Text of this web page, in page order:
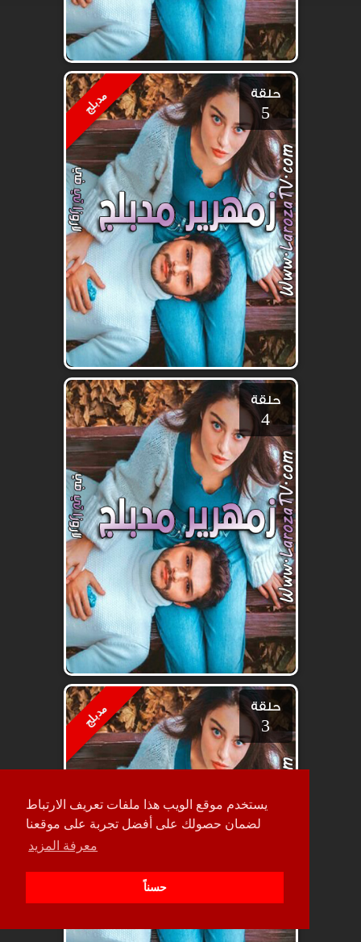
يستخدم موقع الويب هذا ملفات تعريف الارتباط
لضمان حصولك على أفضل تجربة على موقعنا
معرفة المزيد
حسناً
مدبلج حلقة
5
حلقة
4
مدبلج حلقة
3